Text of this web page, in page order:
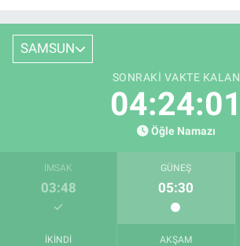
SAMSUN
SONRAKI VAKTE KALAN
04:24:00
Öğle Namazı
İMSAK
03:48
GÜNEŞ
05:30
İKINDI AKŞAM